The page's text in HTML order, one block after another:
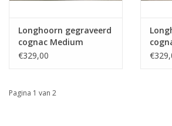
Longhoorn gegraveerd
cognac Medium
€329,00
Pagina 1 van 2